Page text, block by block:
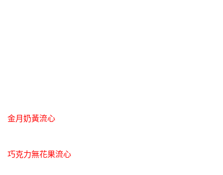
金月奶黃流心
巧克力無花果流心